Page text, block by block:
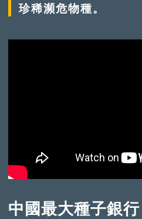
珍稀瀕危物種。
中國最大種子銀